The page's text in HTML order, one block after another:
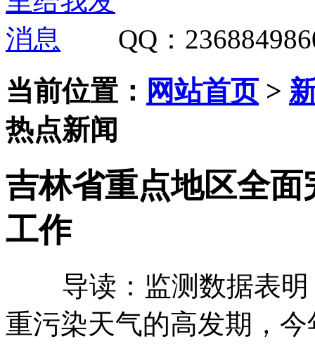
QQ ：
当前位置： 网站首页>
热点新闻
吉林省重点地区全
工作
导读：监测数据表明
重污染天气的高发期，